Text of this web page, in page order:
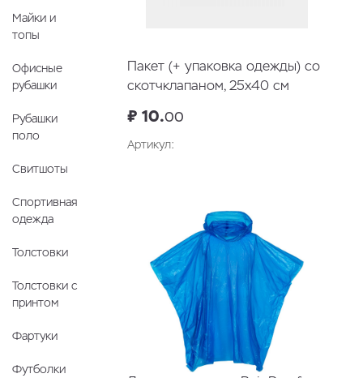
Майки и
топы
Офисные
рубашки
Рубашки
поло
Свитшоты
Спортивная
одежда
Толстовки
Толстовки с
принтом
Фартуки
Футболки
Пакет (+ упаковка одежды) со
скотчклапаном, 25х40 см
₽ 10.00
Артикул: